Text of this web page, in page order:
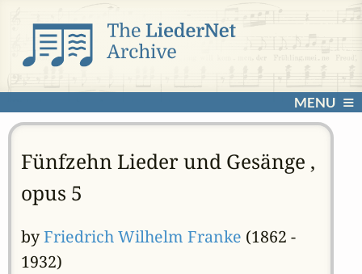
MENU
Fünfzehn Lieder und Gesänge ,
opus 5
byFriedrich Wilhelm Franke (1862 -
1932)